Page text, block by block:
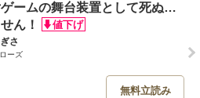
ームの舞台装置として死ぬ…
ん！
さ
ーズ
無料立読み